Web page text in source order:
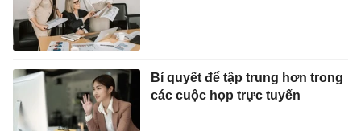
Bí quyết để tập trung hơn trong
các cuộc họp trực tuyến